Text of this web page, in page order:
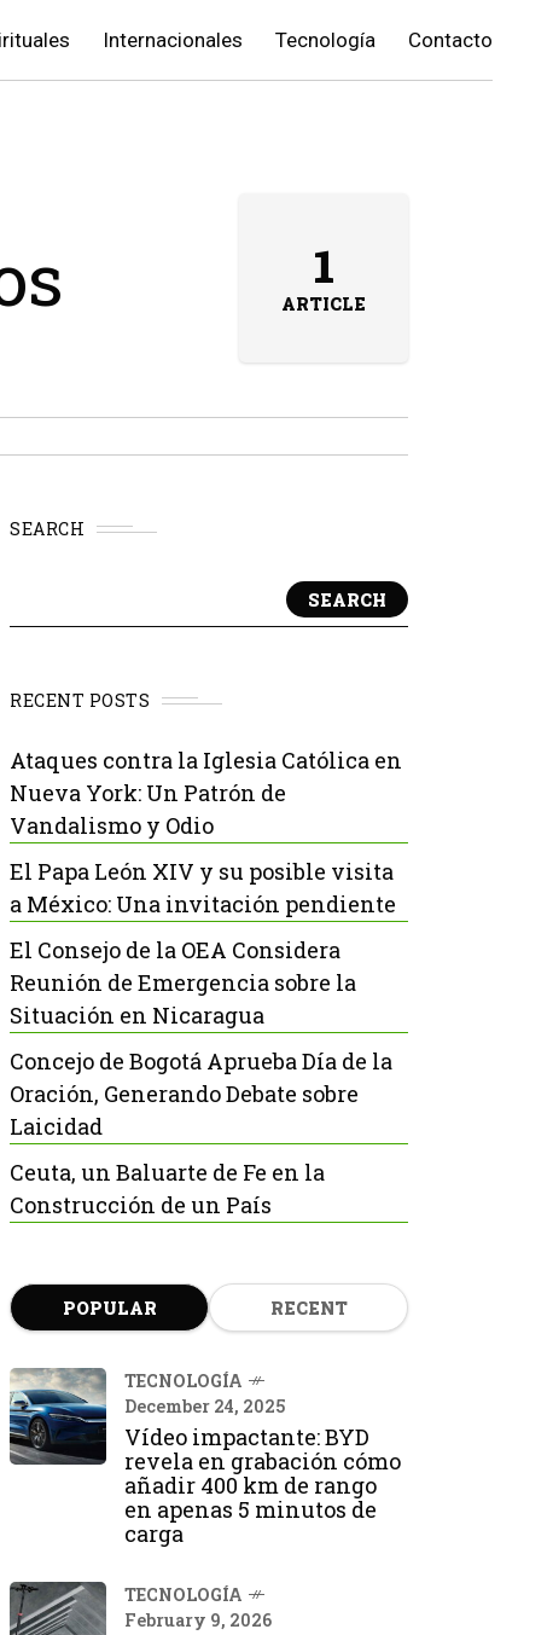
Internacionales Tecnología Contacto
1
ARTICLE
SEARCH
SEARCH
RECENT POSTS
Ataques contra la Iglesia Católica en
Nueva York: Un Patrón de
Vandalismo y Odio
El Papa León XIV y su posible visita
a México: Una invitación pendiente
El Consejo de la OEA Considera
Reunión de Emergencia sobre la
Situación en Nicaragua
Concejo de Bogotá Aprueba Día de la
Oración, Generando Debate sobre
Laicidad
Ceuta, un Baluarte de Fe en la
Construcción de un País
POPULAR RECENT
TECNOLOGÍA
December 24, 2025
Vídeo impactante: BYD
revela en grabación cómo
añadir 400 km de rango
en apenas 5 minutos de
carga
TECNOLOGÍA
February 9, 2026